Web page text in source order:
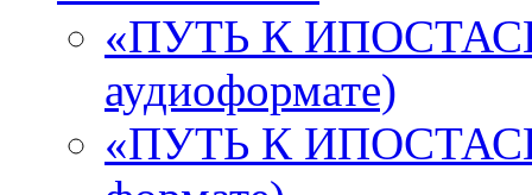
«ПУТЬ К
аудиоформате)
«ПУТЬ К